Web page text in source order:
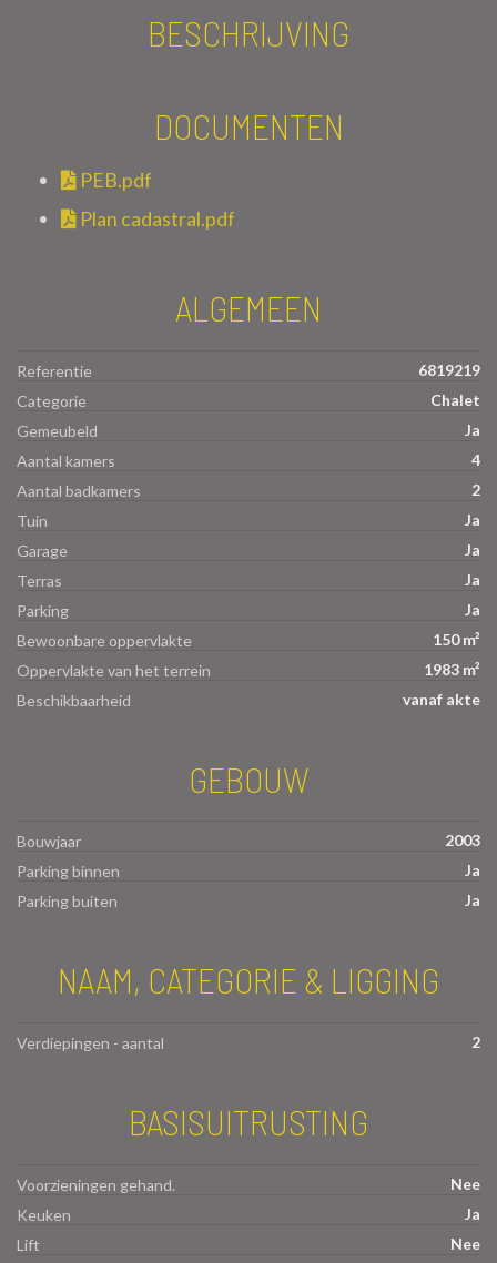
BESCHRIJVING
DOCUMENTEN
PEB.pdf
Plan cadastral.pdf
ALGEMEEN
Referentie
6819219
Categorie
Chalet
Gemeubeld
Ja
Aantal kamers
4
Aantal badkamers
2
Tuin
Ja
Garage
Ja
Terras
Ja
Parking
Ja
Bewoonbare oppervlakte
150 m²
Oppervlakte van het terrein
1983 m²
Beschikbaarheid
vanaf akte
GEBOUW
Bouwjaar
2003
Parking binnen
Ja
Parking buiten
Ja
NAAM, CATEGORIE & LIGGING
Verdiepingen - aantal 2
BASISUITRUSTING
Voorzieningen gehand.
Nee
Keuken
Ja
Lift
Nee